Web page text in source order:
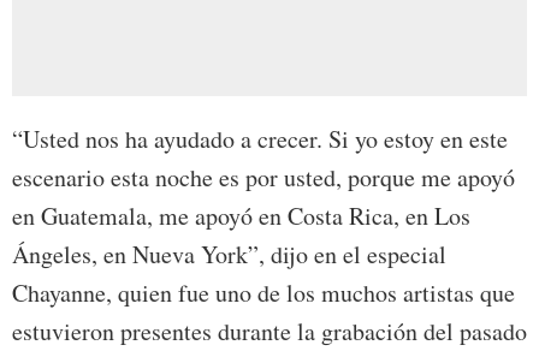
“Usted nos ha ayudado a crecer. Si yo estoy en este
escenario esta noche es por usted, porque me apoyó
en Guatemala, me apoyó en Costa Rica, en Los
Ángeles, en Nueva York”, dijo en el especial
Chayanne, quien fue uno de los muchos artistas que
estuvieron presentes durante la grabación del pasado